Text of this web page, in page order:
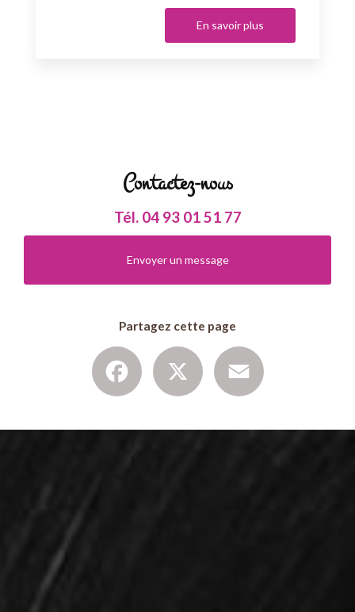
En savoir plus
Contactez-nous
Tél. 04 93 01 51 77
Envoyer un message
Partagez cette page
Facebook